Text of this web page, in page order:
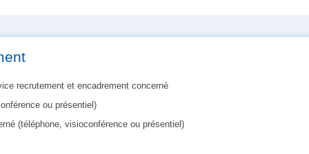
recrutement et encadrement concerné
ou présentiel)
(téléphone, visioconférence ou présentiel)